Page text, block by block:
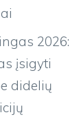
2026:
įsigyti
didelių